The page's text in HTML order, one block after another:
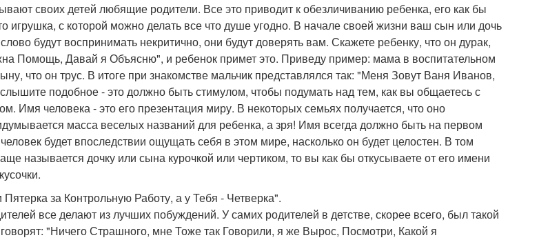
своих детей любящие родители. Все это приводит к обезличиванию ребенка, его как бы
игрушка, с которой можно делать все что душе угодно. В начале своей жизни ваш сын или дочь
будут воспринимать некритично, они будут доверять вам. Скажете ребенку, что он дурак,
Помощь, Давай я Объясню", и ребенок примет это. Приведу пример: мама в воспитательном
что он трус. В итоге при знакомстве мальчик представлялся так: "Меня Зовут Ваня Иванов,
подобное - это должно быть стимулом, чтобы подумать над тем, как вы общаетесь с
Имя человека - это его презентация миру. В некоторых семьях получается, что оно
масса веселых названий для ребенка, а зря! Имя всегда должно быть на первом
будет впоследствии ощущать себя в этом мире, насколько он будет целостен. В том
называется дочку или сына курочкой или чертиком, то вы как бы откусываете от его имени
за Контрольную Работу, а у Тебя - Четверка".
все делают из лучших побуждений. У самих родителей в детстве, скорее всего, был такой
"Ничего Страшного, мне Тоже так Говорили, я же Вырос, Посмотри, Какой я